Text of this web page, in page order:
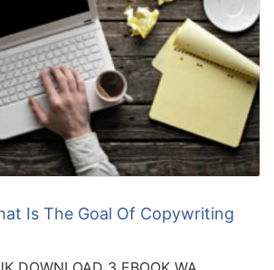
Is The Goal Of Copywriting